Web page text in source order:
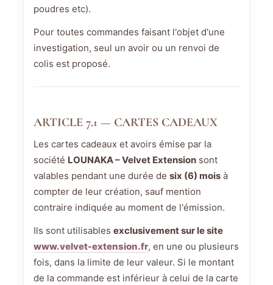
poudres etc).
Pour toutes commandes faisant l'objet d'une
investigation, seul un avoir ou un renvoi de
colis est proposé.
ARTICLE 7.1 — CARTES CADEAUX
Les cartes cadeaux et avoirs émise par la
société LOUNAKA – Velvet Extension sont
valables pendant une durée de six (6) mois à
compter de leur création, sauf mention
contraire indiquée au moment de l'émission.
Ils sont utilisables exclusivement sur le site
www.velvet-extension.fr, en une ou plusieurs
fois, dans la limite de leur valeur. Si le montant
de la commande est inférieur à celui de la carte